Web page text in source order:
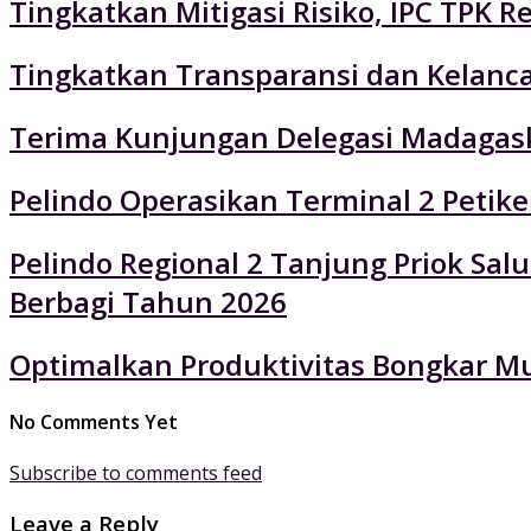
Tingkatkan Mitigasi Risiko, IPC TPK
Tingkatkan Transparansi dan
Terima Kunjungan Delegasi
Pelindo Operasikan Terminal 2
Pelindo Regional 2 Tanjung Priok
Berbagi Tahun 2026
Optimalkan Produktivitas Bongkar
No Comments Yet
Subscribe to comments feed
Leave a Reply